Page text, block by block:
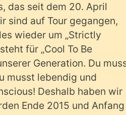
das seit dem 20. April
sind auf Tour gegangen,
wieder um „Strictly
für „Cool To Be
Generation. Du
musst lebendig und
Deshalb haben wir
Ende 2015 und Anfang